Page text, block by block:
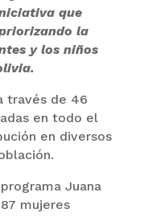
que
la
y los niños
través de 46
en todo el
en diversos
Juana
mujeres